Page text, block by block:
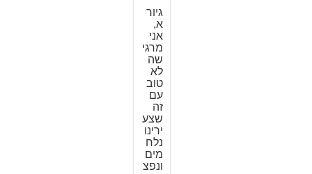
גיור
א,
אני
מרגי
שה
לא
טוב
עם
זה
שצע
ירינו
נלח
מים
ונפצ